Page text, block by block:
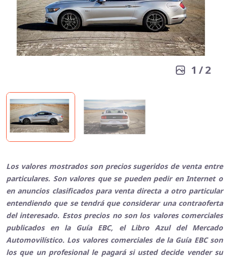
1 /2
Los valores mostrados son precios sugeridos de venta entre
particulares. Son valores que se pueden pedir en Internet o
en anuncios clasificados para venta directa a otro particular
entendiendo que se tendrá que considerar una contraoferta
del interesado. Estos precios no son los valores comerciales
publicados en la Guía EBC, el Libro Azul del Mercado
Automovilístico. Los valores comerciales de la Guía EBC son
los que un profesional le pagará si usted decide vender su